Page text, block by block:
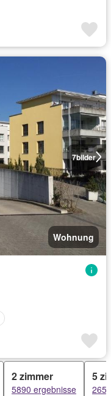
7bilder
Wohnung
2 zimmer
5890 ergebnisse
5